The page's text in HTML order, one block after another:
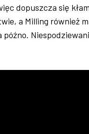
dopuszcza się
a Milling również